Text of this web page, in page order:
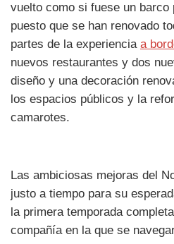
vuelto como si fuese un barco
puesto que se han renovado
partes de la experiencia a
nuevos restaurantes y dos
diseño y una decoración
los espacios públicos y la
camarotes.
Las ambiciosas mejoras del
justo a tiempo para su
la primera temporada
compañía en la que se